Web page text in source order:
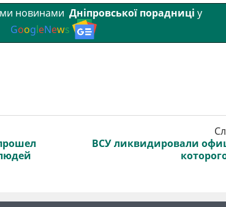
новинами Дніпровської порадниці у
GoogleNews
ВСУ ликвидировали